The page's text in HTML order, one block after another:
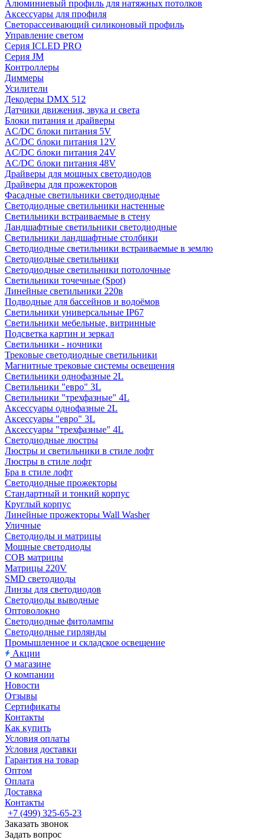
Алюминиевый профиль для натяжных потолков
Аксессуары для профиля
Светорассеивающий силиконовый профиль
Управление светом
Серия ICLED PRO
Серия JM
Контроллеры
Диммеры
Усилители
Декодеры DMX 512
Датчики движения, звука и света
Блоки питания и драйверы
AC/DC блоки питания 5V
AC/DC блоки питания 12V
AC/DC блоки питания 24V
AC/DC блоки питания 48V
Драйверы для мощных светодиодов
Драйверы для прожекторов
Фасадные светильники светодиодные
Светодиодные светильники настенные
Светильники встраиваемые в стену
Ландшафтные светильники светодиодные
Светильники ландшафтные столбики
Светодиодные светильники встраиваемые в землю
Светодиодные светильники
Светодиодные светильники потолочные
Светильники точечные (Spot)
Линейные светильники 220в
Подводные для бассейнов и водоёмов
Светильники универсальные IP67
Светильники мебельные, витринные
Подсветка картин и зеркал
Светильники - ночники
Трековые светодиодные светильники
Магнитные трековые системы освещения
Светильники однофазные 2L
Светильники "евро" 3L
Светильники "трехфазные" 4L
Аксессуары однофазные 2L
Аксессуары "евро" 3L
Аксессуары "трехфазные" 4L
Светодиодные люстры
Люстры и светильники в стиле лофт
Люстры в стиле лофт
Бра в стиле лофт
Светодиодные прожекторы
Стандартный и тонкий корпус
Круглый корпус
Линейные прожекторы Wall Washer
Уличные
Светодиоды и матрицы
Мощные светодиоды
COB матрицы
Матрицы 220V
SMD светодиоды
Линзы для светодиодов
Светодиоды выводные
Оптоволокно
Светодиодные фитолампы
Светодиодные гирлянды
Промышленное и складское освещение
Акции
О магазине
О компании
Новости
Отзывы
Сертификаты
Контакты
Как купить
Условия оплаты
Условия доставки
Гарантия на товар
Оптом
Оплата
Доставка
Контакты
+7 (499) 325-65-23
Заказать звонок
Задать вопрос